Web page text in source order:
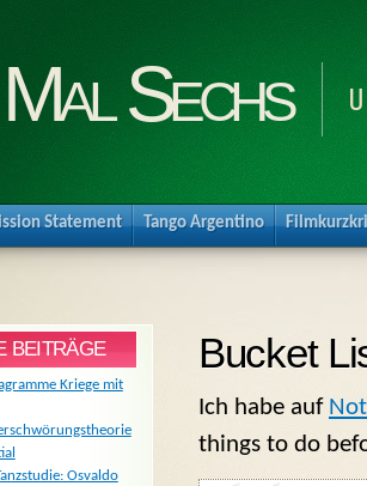
Sechs
Statement Tango Argentino
Bucket
Ich habe auf
things to do
BEITRÄGE
Kriege mit
Osvaldo